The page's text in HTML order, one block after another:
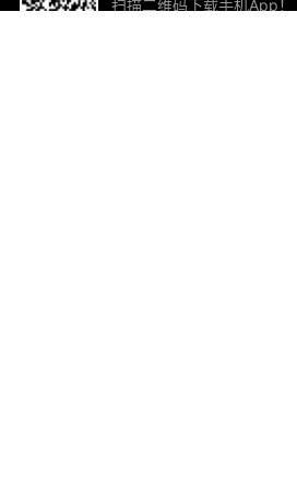
扫描二维码下载手机App！